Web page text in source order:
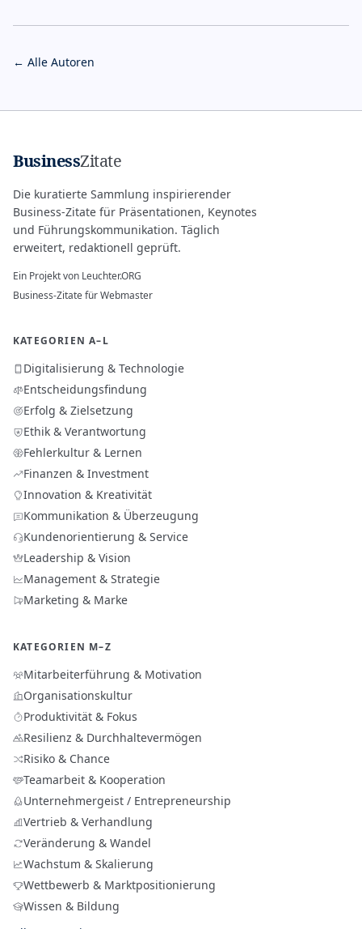
← Alle Autoren
BusinessZitate
Die kuratierte Sammlung inspirierender
Business-Zitate für Präsentationen, Keynotes
und Führungskommunikation. Täglich
erweitert, redaktionell geprüft.
Ein Projekt von Leuchter.ORG
Business-Zitate für Webmaster
KATEGORIEN A–L
Digitalisierung & Technologie
Entscheidungsfindung
Erfolg & Zielsetzung
Ethik & Verantwortung
Fehlerkultur & Lernen
Finanzen & Investment
Innovation & Kreativität
Kommunikation & Überzeugung
Kundenorientierung & Service
Leadership & Vision
Management & Strategie
Marketing & Marke
KATEGORIEN M–Z
Mitarbeiterführung & Motivation
Organisationskultur
Produktivität & Fokus
Resilienz & Durchhaltevermögen
Risiko & Chance
Teamarbeit & Kooperation
Unternehmergeist / Entrepreneurship
Vertrieb & Verhandlung
Veränderung & Wandel
Wachstum & Skalierung
Wettbewerb & Marktpositionierung
Wissen & Bildung